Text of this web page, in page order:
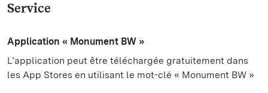
Service
Application « Monument BW »
L’application peut être téléchargée gratuitement dans
les App Stores en utilisant le mot-clé « Monument BW »